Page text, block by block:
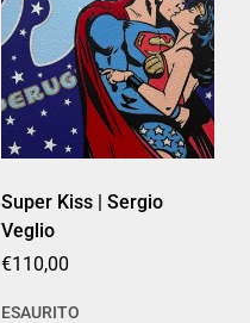
Super Kiss | Sergio
Veglio
Prezzo di listino
€110,00
ESAURITO